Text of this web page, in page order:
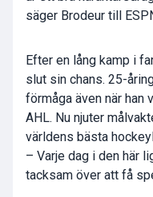
säger Brodeur till
Efter en lång kamp i
slut sin chans. 25-
förmåga även när han
AHL. Nu njuter
världens bästa
– Varje dag i den här
tacksam över att få